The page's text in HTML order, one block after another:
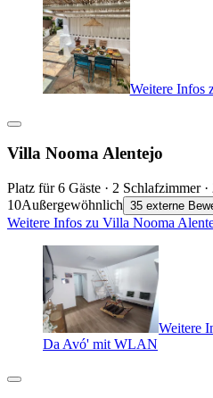
Weitere Infos
Villa Nooma Alentejo
Platz für 6 Gäste · 2 Schlafzimmer
10Außergewöhnlich 35 externe
Weitere Infos zu Villa Nooma
Weitere
Da Avó' mit WLAN